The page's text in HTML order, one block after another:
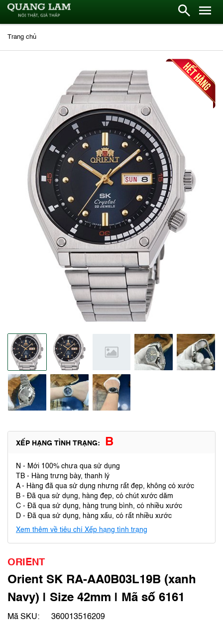
Trang chủ
XẾP HẠNG TÌNH TRẠNG: B
N - Mới 100% chưa qua sử dụng
TB - Hàng trưng bày, thanh lý
A - Hàng đã qua sử dụng nhưng rất đẹp, không có xước
B - Đã qua sử dụng, hàng đẹp, có chút xước dăm
C - Đã qua sử dụng, hàng trung bình, có nhiều xước
D - Đã qua sử dụng, hàng xấu, có rất nhiều xước
Xem thêm về tiêu chí Xếp hạng tình trạng
ORIENT
Orient SK RA-AA0B03L19B (xanh
Navy) | Size 42mm | Mã số 6161
Mã SKU: 360013516209